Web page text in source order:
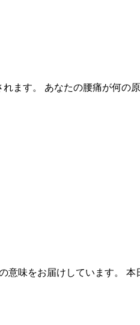
ます。 あなたの腰痛が何の
味をお届けしています。 本